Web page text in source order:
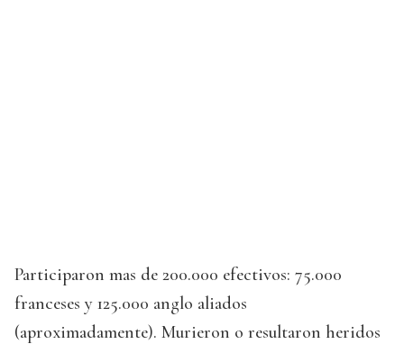
Participaron mas de 200.000 efectivos: 75.000
franceses y 125.000 anglo aliados
(aproximadamente). Murieron o resultaron heridos